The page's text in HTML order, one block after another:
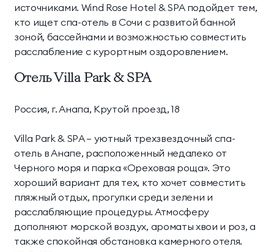
источниками. Wind Rose Hotel & SPA подойдет тем,
кто ищет спа-отель в Сочи с развитой банной
зоной, бассейнами и возможностью совместить
расслабление с курортным оздоровлением.
Отель Villa Park & SPA
Россия, г. Анапа, Крутой проезд, 18
Villa Park & SPA — уютный трехзвездочный спа-
отель в Анапе, расположенный недалеко от
Черного моря и парка «Ореховая роща». Это
хороший вариант для тех, кто хочет совместить
пляжный отдых, прогулки среди зелени и
расслабляющие процедуры. Атмосферу
дополняют морской воздух, ароматы хвои и роз, а
также спокойная обстановка камерного отеля.